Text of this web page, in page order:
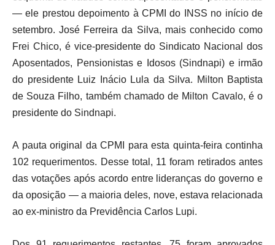
— ele prestou depoimento à CPMI do INSS no início de
setembro. José Ferreira da Silva, mais conhecido como
Frei Chico, é vice-presidente do Sindicato Nacional dos
Aposentados, Pensionistas e Idosos (Sindnapi) e irmão
do presidente Luiz Inácio Lula da Silva. Milton Baptista
de Souza Filho, também chamado de Milton Cavalo, é o
presidente do Sindnapi.
A pauta original da CPMI para esta quinta-feira continha
102 requerimentos. Desse total, 11 foram retirados antes
das votações após acordo entre lideranças do governo e
da oposição — a maioria deles, nove, estava relacionada
ao ex-ministro da Previdência Carlos Lupi.